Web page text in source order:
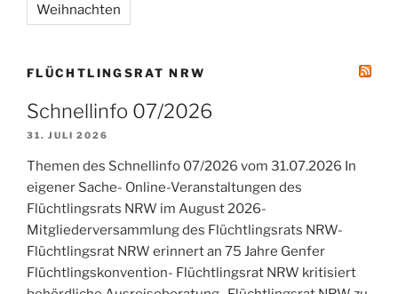
Weihnachten
FLÜCHTLINGSRAT NRW
Schnellinfo 07/2026
31. JULI 2026
Themen des Schnellinfo 07/2026 vom 31.07.2026 In
eigener Sache- Online-Veranstaltungen des
Flüchtlingsrats NRW im August 2026-
Mitgliederversammlung des Flüchtlingsrats NRW-
Flüchtlingsrat NRW erinnert an 75 Jahre Genfer
Flüchtlingskonvention- Flüchtlingsrat NRW kritisiert